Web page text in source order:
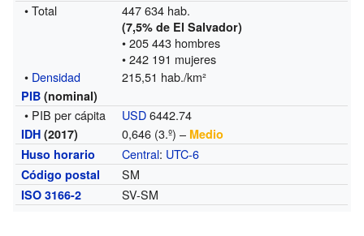
• Total
447 634 hab.
(7,5% de El Salvador)
• 205 443 hombres
• 242 191 mujeres
• Densidad 215,51 hab./km²
PIB (nominal)
• PIB per cápita USD6442.74
IDH (2017) 0,646 (3.º) – Medio
Huso horario
Central: UTC-6
Código postal SM
ISO 3166-2 SV-SM